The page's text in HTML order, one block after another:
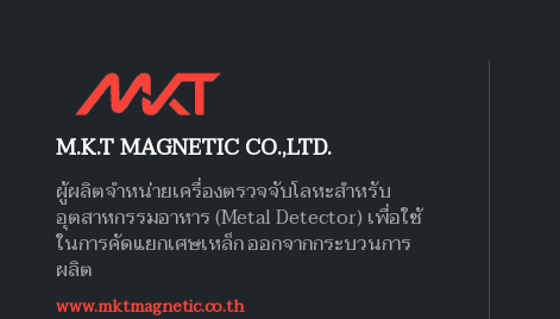
M.K.T MAGNETIC CO.,LTD.
ผู้ผลิตจำหน่ายเครื่องตรวจจับโลหะสำหรับ
อุตสาหกรรมอาหาร (Metal Detector) เพื่อใช้
ในการคัดแยกเศษเหล็ก ออกจากกระบวนการ
ผลิต
www.mktmagnetic.co.th